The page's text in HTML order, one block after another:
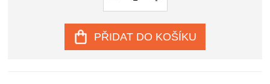
PŘIDAT DO KOŠÍKU